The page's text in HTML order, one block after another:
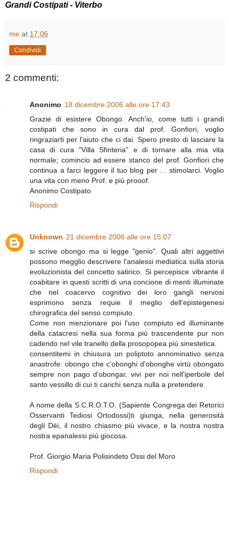
Grandi Costipati - Viterbo
me at 17:06
Condividi
2 commenti:
Anonimo 18 dicembre 2006 alle ore 17:43
Grazie di esistere Obongo. Anch'io, come tutti i grandi
costipati che sono in cura dal prof. Gonfiori, voglio
ringraziarti per l'aiuto che ci dai. Spero presto di lasciare la
casa di cura "Villa Sfinteria" e di tornare alla mia vita
normale; comincio ad essere stanco del prof. Gonfiori che
continua a farci leggere il tuo blog per ... stimolarci. Voglio
una vita con meno Prof. e più prooof.
Anonimo Costipato
Rispondi
Unknown 21 dicembre 2006 alle ore 15:07
si scrive obongo ma si legge "genio". Quali altri aggettivi
possono megglio descrivere l'analessi mediatica sulla storia
evoluzionista del concetto satirico. Si percepisce vibrante il
coabitare in questi scritti di una concione di menti illuminate
che nel coacervo cognitivo dei loro gangli nervosi
esprimono senza requie il meglio dell'epistegenesi
chirografica del senso compiuto.
Come non menzionare poi l'uso compiuto ed illuminante
della catacresi nella sua forma più trascendente pur non
cadendo nel vile tranello della prosopopea più sinestetica.
consentitemi in chiusura un poliptoto annominativo senza
anastrofe: obongo che c'obonghi d'obonghe virtù obongato
sempre non pago d'obongar, vivi per noi nell'iperbole del
santo vessillo di cui ti carichi senza nulla a pretendere.
A nome della S.C.R.O.T.O. (Sapiente Congrega dei Retorici
Osservanti Tediosi Ortodossi)ti giunga, nella generosità
degli Dèi, il nostro chiasmo più vivace, e la nostra nostra
nostra epanalessi più giocosa.
Prof. Giorgio Maria Polisindeto Ossi del Moro
Rispondi